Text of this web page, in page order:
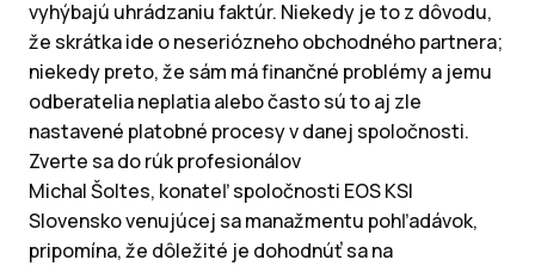
vyhýbajú uhrádzaniu faktúr. Niekedy je to z dôvodu,
že skrátka ide o neseriózneho obchodného partnera;
niekedy preto, že sám má finančné problémy a jemu
odberatelia neplatia alebo často sú to aj zle
nastavené platobné procesy v danej spoločnosti.
Zverte sa do rúk profesionálov
Michal Šoltes, konateľ spoločnosti EOS KSI
Slovensko venujúcej sa manažmentu pohľadávok,
pripomína, že dôležité je dohodnúť sa na